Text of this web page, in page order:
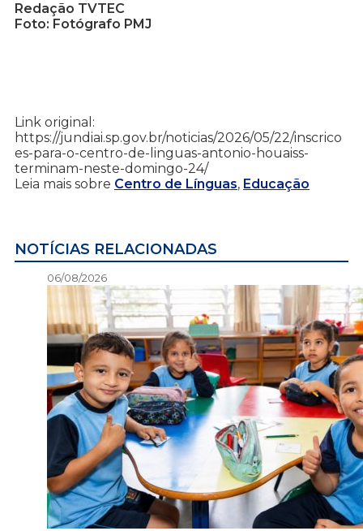
Redação TVTEC
Foto: Fotógrafo PMJ
Link original:
https://jundiai.sp.gov.br/noticias/2026/05/22/inscrico
es-para-o-centro-de-linguas-antonio-houaiss-
terminam-neste-domingo-24/
Leia mais sobre Centro de Línguas, Educação
NOTÍCIAS RELACIONADAS
06/08/2026